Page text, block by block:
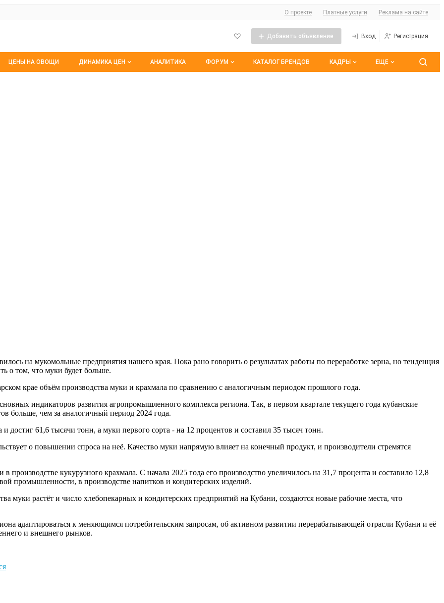
О сайте
О проекте Платные услуги Реклама на сайте
Добавить объявление Вход Регистрация
ЦЕНЫ НА ОВОЩИ ДИНАМИКА ЦЕН АНАЛИТИКА ФОРУМ КАТАЛОГ БРЕНДОВ КАДРЫ ЕЩЕ
на мукомольные предприятия нашего края. Пока рано говорить о результатах работы по переработке зерна, но тенденция
о том, что муки будет больше.
крае объём производства муки и крахмала по сравнению с аналогичным периодом прошлого года.
индикаторов развития агропромышленного комплекса региона. Так, в первом квартале текущего года кубанские
больше, чем за аналогичный период 2024 года.
достиг 61,6 тысячи тонн, а муки первого сорта - на 12 процентов и составил 35 тысяч тонн.
о повышении спроса на неё. Качество муки напрямую влияет на конечный продукт, и производители стремятся
производстве кукурузного крахмала. С начала 2025 года его производство увеличилось на 31,7 процента и составило 12,8
промышленности, в производстве напитков и кондитерских изделий.
муки растёт и число хлебопекарных и кондитерских предприятий на Кубани, создаются новые рабочие места, что
адаптироваться к меняющимся потребительским запросам, об активном развитии перерабатывающей отрасли Кубани и её
и внешнего рынков.